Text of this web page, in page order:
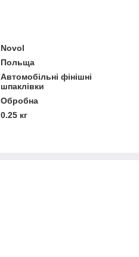
Novol
Польща
Автомобільні фінішні
шпаклівки
Обробна
0.25 кг